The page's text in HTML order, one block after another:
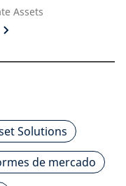
Assets
Solutions
de mercado